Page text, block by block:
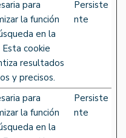
para
la función
en la
cookie
resultados
y precisos.
Persiste
nte
para
la función
en la
Persiste
nte